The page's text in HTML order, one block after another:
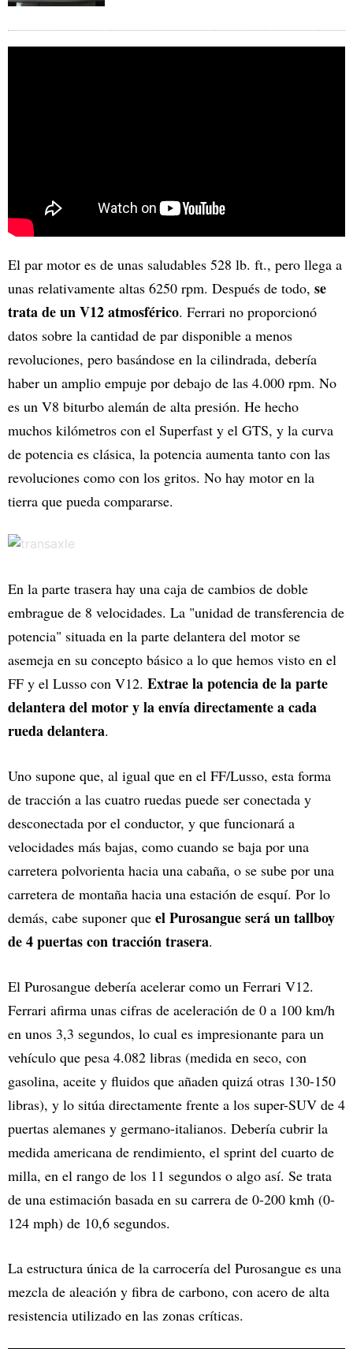
El par motor es de unas saludables 528 lb. ft., pero llega a
unas relativamente altas 6250 rpm. Después de todo, se
trata de un V12 atmosférico. Ferrari no proporcionó
datos sobre la cantidad de par disponible a menos
revoluciones, pero basándose en la cilindrada, debería
haber un amplio empuje por debajo de las 4.000 rpm. No
es un V8 biturbo alemán de alta presión. He hecho
muchos kilómetros con el Superfast y el GTS, y la curva
de potencia es clásica, la potencia aumenta tanto con las
revoluciones como con los gritos. No hay motor en la
tierra que pueda compararse.
En la parte trasera hay una caja de cambios de doble
embrague de 8 velocidades. La "unidad de transferencia de
potencia" situada en la parte delantera del motor se
asemeja en su concepto básico a lo que hemos visto en el
FF y el Lusso con V12. Extrae la potencia de la parte
delantera del motor y la envía directamente a cada
rueda delantera.
Uno supone que, al igual que en el FF/Lusso, esta forma
de tracción a las cuatro ruedas puede ser conectada y
desconectada por el conductor, y que funcionará a
velocidades más bajas, como cuando se baja por una
carretera polvorienta hacia una cabaña, o se sube por una
carretera de montaña hacia una estación de esquí. Por lo
demás, cabe suponer que el Purosangue será un tallboy
de 4 puertas con tracción trasera.
El Purosangue debería acelerar como un Ferrari V12.
Ferrari afirma unas cifras de aceleración de 0 a 100 km/h
en unos 3,3 segundos, lo cual es impresionante para un
vehículo que pesa 4.082 libras (medida en seco, con
gasolina, aceite y fluidos que añaden quizá otras 130-150
libras), y lo sitúa directamente frente a los super-SUV de 4
puertas alemanes y germano-italianos. Debería cubrir la
medida americana de rendimiento, el sprint del cuarto de
milla, en el rango de los 11 segundos o algo así. Se trata
de una estimación basada en su carrera de 0-200 kmh (0-
124 mph) de 10,6 segundos.
La estructura única de la carrocería del Purosangue es una
mezcla de aleación y fibra de carbono, con acero de alta
resistencia utilizado en las zonas críticas.